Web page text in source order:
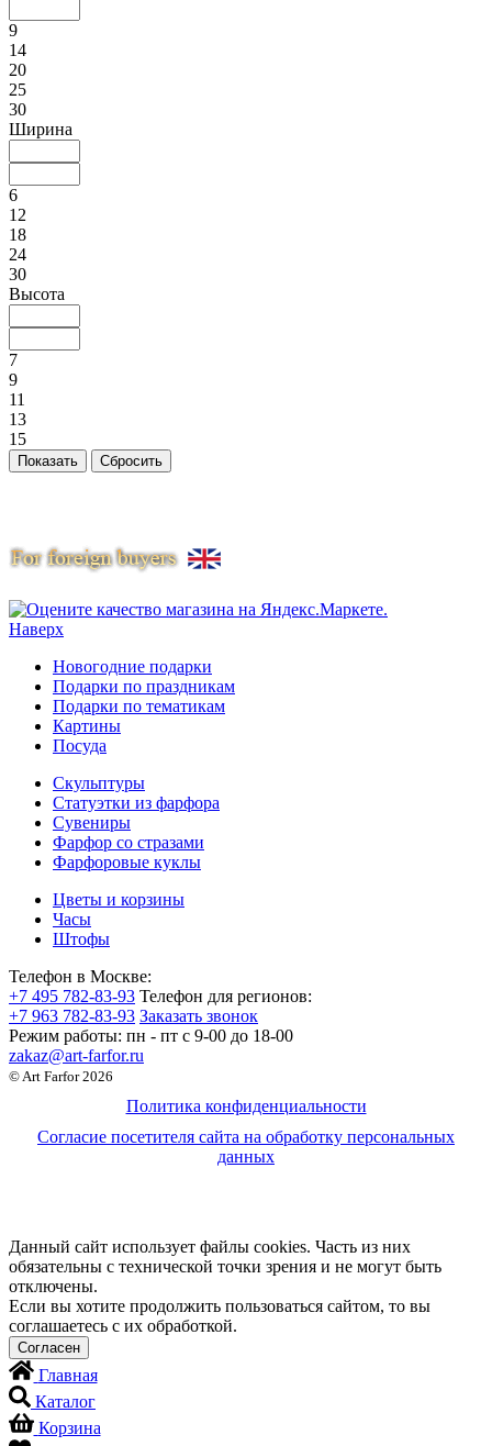
9
14
20
25
30
Ширина
6
12
18
24
30
Высота
7
9
11
13
15
Наверх
Новогодние подарки
Подарки по праздникам
Подарки по тематикам
Картины
Посуда
Скульптуры
Статуэтки из фарфора
Сувениры
Фарфор со стразами
Фарфоровые куклы
Цветы и корзины
Часы
Штофы
Телефон в Москве:
+7 495 782-83-93 Телефон для регионов:
+7 963 782-83-93 Заказать звонок
Режим работы: пн - пт c 9-00 до 18-00
zakaz@art-farfor.ru
© Art Farfor 2026
Политика конфиденциальности
Согласие посетителя сайта на обработку персональных
данных
Данный сайт использует файлы cookies. Часть из них
обязательны с технической точки зрения и не могут быть
отключены.
Если вы хотите продолжить пользоваться сайтом, то вы
соглашаетесь с их обработкой.
Главная
Каталог
Корзина